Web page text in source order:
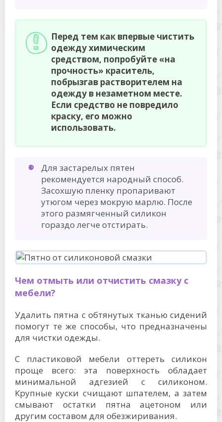
Перед тем как впервые чистить
одежду химическим
средством, попробуйте «на
прочность» краситель,
побрызгав растворителем на
одежду в незаметном месте.
Если средство не повредило
краску, его можно
использовать.
Для застарелых пятен
рекомендуется народный способ.
Засохшую пленку пропаривают
утюгом через мокрую марлю. После
этого размягченный силикон
гораздо легче отстирать.
Чем отмыть или отчистить смазку с
мебели?
Удалить пятна с обтянутых тканью сидений
помогут те же способы, что предназначены
для чистки одежды.
С пластиковой мебели оттереть силикон
проще всего: эта поверхность обладает
минимальной адгезией с силиконом.
Крупные куски счищают шпателем, а затем
смывают остатки пятна ацетоном или
другим составом для обезжиривания.